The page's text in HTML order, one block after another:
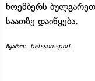
ნოემბერს
საათზე დაიწყება.
წყარო: betsson.sport